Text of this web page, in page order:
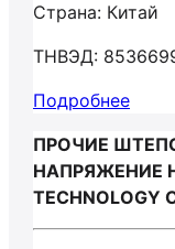
Страна: Китай
ТНВЭД:
Подробнее
ПРОЧИЕ
НАПРЯЖЕНИЕ
TECHNOLOGY